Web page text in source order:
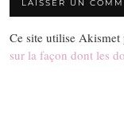
Ce site utilise Akismet
sur la façon dont les